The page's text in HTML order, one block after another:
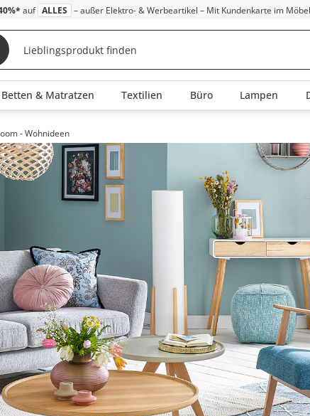
auf ALLES – außer Elektro- & Werbeartikel – Mit Kundenkarte im
Betten & Matratzen Textilien Büro Lampen
- Wohnideen